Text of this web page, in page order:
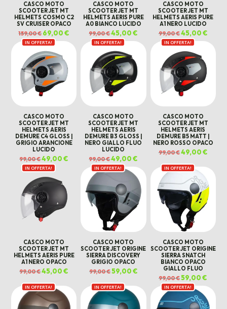
CASCO MOTO
SCOOTER JET MT
HELMETS COSMO C2
SV CRUISER OPACO
159,00€Il
prezzo
originale
era:
159,00 €.
69,00€
prezzo
attuale
è:
69,00 €.
CASCO MOTO
SCOOTER JET MT
HELMETS AERIS PURE
A0 BIANCO LUCIDO
99,00€Il
prezzo
originale
era:
99,00 €.
45,00€
attuale
45,00 €.
CASCO MOTO
SCOOTER JET MT
HELMETS AERIS PURE
A1 NERO LUCIDO
99,00€Il
prezzo
originale
era:
99,00 €.
45,00€Il
45,00
IN OFFERTA!
CASCO MOTO
SCOOTER JET MT
HELMETS AERIS
DEMURE C4 GLOSS |
GRIGIO ARANCIONE
LUCIDO
99,00€Il
prezzo
originale
era:
99,00 €.
49,00€
attuale
49,00 €.
IN OFFERTA!
CASCO MOTO
SCOOTER JET MT
HELMETS AERIS
DEMURE B3 GLOSS |
NERO GIALLO FLUO
LUCIDO
99,00€Il
prezzo
originale
era:
49,00€
attuale
49,00 €.
IN OFFERTA!
CASCO MOTO
SCOOTER JET MT
HELMETS AERIS
DEMURE B5 MATT |
NERO ROSSO OPACO
99,00€Il
prezzo
era:
99,00 €.
49,00€Il
è:
49,00
IN OFFERTA!
CASCO MOTO
SCOOTER JET MT
HELMETS AERIS PURE
A1 NERO OPACO
99,00€Il
prezzo
era:
99,00 €.
45,00€
è:
45,00 €.
IN OFFERTA!
CASCO MOTO
SCOOTER JET ORIGINE
SIERRA DISCOVERY
GRIGIO OPACO
99,00€ Il
prezzo
era:
99,00 €.
59,00€Il
prezzo
attuale
è:
59,00 €.
IN OFFERTA!
CASCO MOTO
SCOOTER JET ORIGINE
SIERRA SNATCH
BIANCO OPACO
GIALLO FLUO
99,00€ Il
prezzo
originale
era:
99,00 €.
59,00€
59,00
IN OFFERTA! IN OFFERTA! IN OFFERTA!